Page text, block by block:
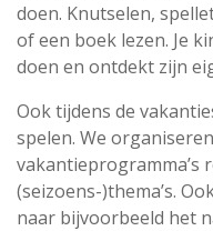
doen. Knutselen,
of een boek lezen. Je
doen en ontdekt zijn
Ook tijdens de
spelen. We
vakantieprogramma’s
(seizoens-)thema’s.
naar bijvoorbeeld het